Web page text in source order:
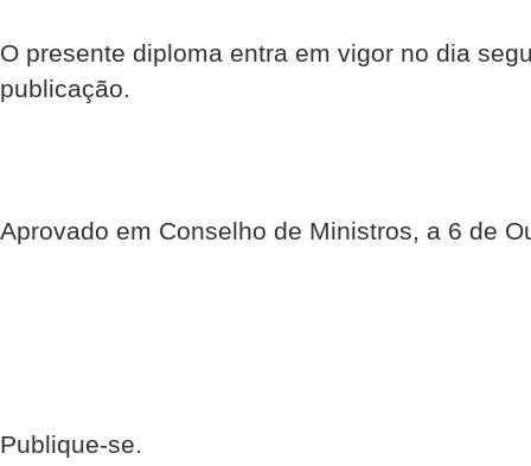
O presente diploma entra em vigor no dia
publicação.
Aprovado em Conselho de Ministros, a 6 de
Publique-se.